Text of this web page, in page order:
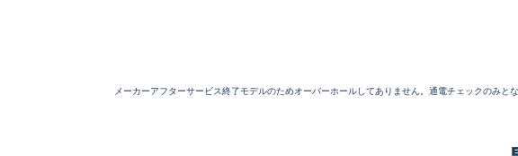
メーカーアフターサービス終了モデルのためオーバーホールしてありません。通電チェックのみと